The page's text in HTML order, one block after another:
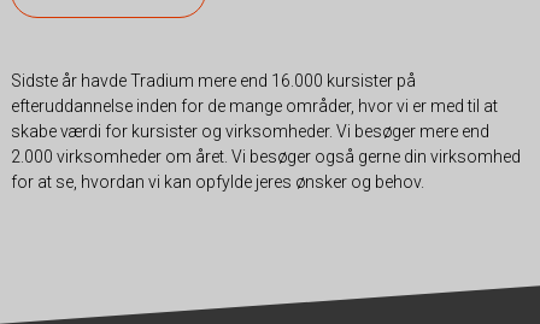
Sidste år havde Tradium mere end 16.000 kursister på
efteruddannelse inden for de mange områder, hvor vi er med til at
skabe værdi for kursister og virksomheder. Vi besøger mere end
2.000 virksomheder om året. Vi besøger også gerne din virksomhed
for at se, hvordan vi kan opfylde jeres ønsker og behov.